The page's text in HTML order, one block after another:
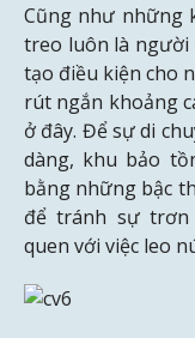
Cũng như những
treo luôn là người
tạo điều kiện cho
rút ngắn khoảng
ở đây. Để sự di
dàng, khu bảo
bằng những bậc
để tránh sự
quen với việc leo